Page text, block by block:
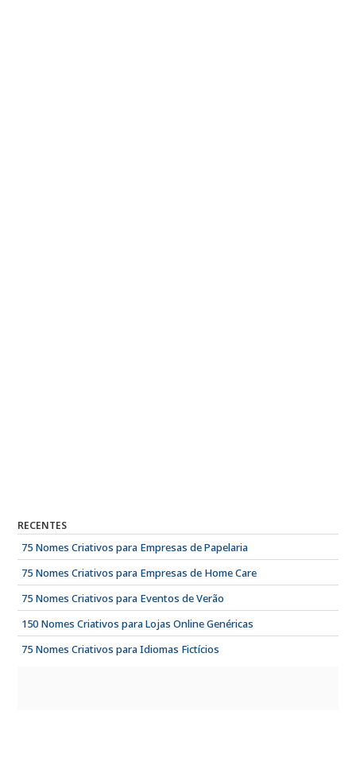
RECENTES
75 Nomes Criativos para Empresas de Papelaria
75 Nomes Criativos para Empresas de Home Care
75 Nomes Criativos para Eventos de Verão
150 Nomes Criativos para Lojas Online Genéricas
75 Nomes Criativos para Idiomas Fictícios